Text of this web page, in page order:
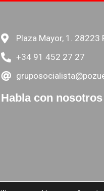
Plaza Mayor, 1. 28223
+34 91 452 27 27
Habla con nosotros